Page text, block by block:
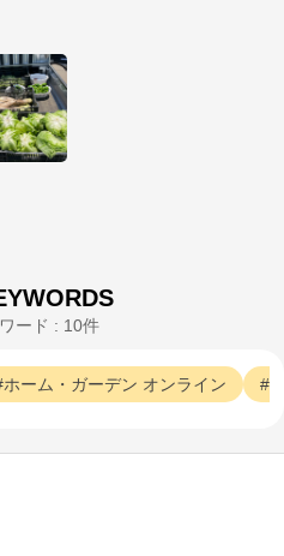
ード : 10件
ホーム・ガーデン オンライン
トが開きます
ンショップ
ント
ニングを愛好される皆様の
介しています！